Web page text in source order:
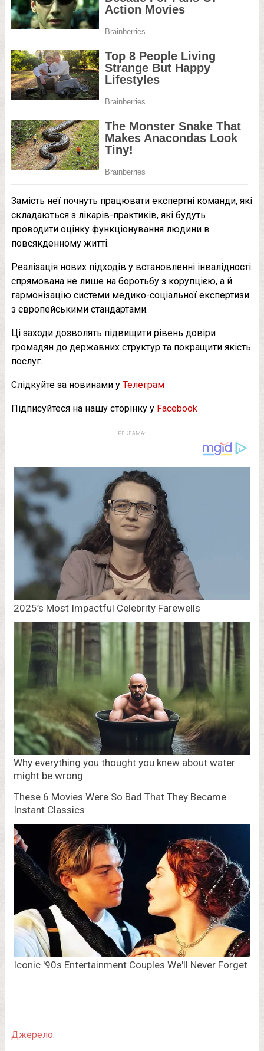
Замість неї почнуть працювати експертні команди, які
складаються з лікарів-практиків, які будуть
проводити оцінку функціонування людини в
повсякденному житті.
Реалізація нових підходів у встановленні інвалідності
спрямована не лише на боротьбу з корупцією, а й
гармонізацію системи медико-соціальної експертизи
з європейськими стандартами.
Ці заходи дозволять підвищити рівень довіри
громадян до державних структур та покращити якість
послуг.
Слідкуйте за новинами у Телеграм
Підписуйтеся на нашу сторінку у Facebook
РЕКЛАМА:
Джерело.